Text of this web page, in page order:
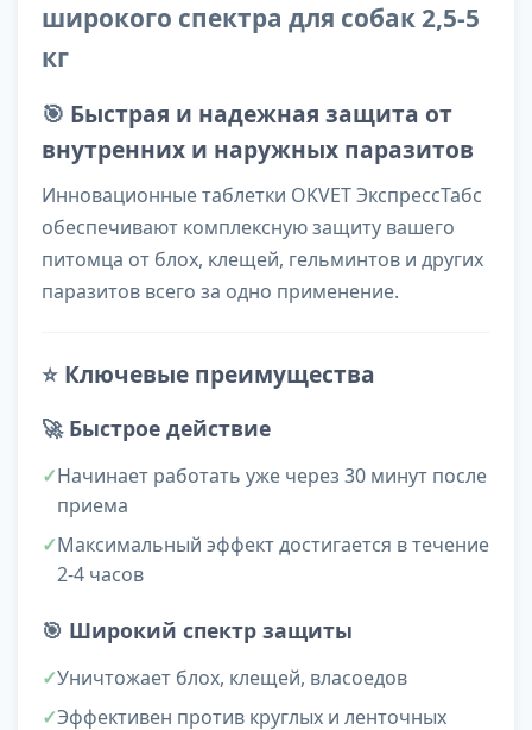
широкого спектра для собак 2,5-5
кг
🎯 Быстрая и надежная защита от
внутренних и наружных паразитов
Инновационные таблетки OKVET ЭкспрессТабс
обеспечивают комплексную защиту вашего
питомца от блох, клещей, гельминтов и других
паразитов всего за одно применение.
⭐ Ключевые преимущества
🚀 Быстрое действие
Начинает работать уже через 30 минут после
приема
Максимальный эффект достигается в течение
2-4 часов
🎯 Широкий спектр защиты
Уничтожает блох, клещей, власоедов
Эффективен против круглых и ленточных